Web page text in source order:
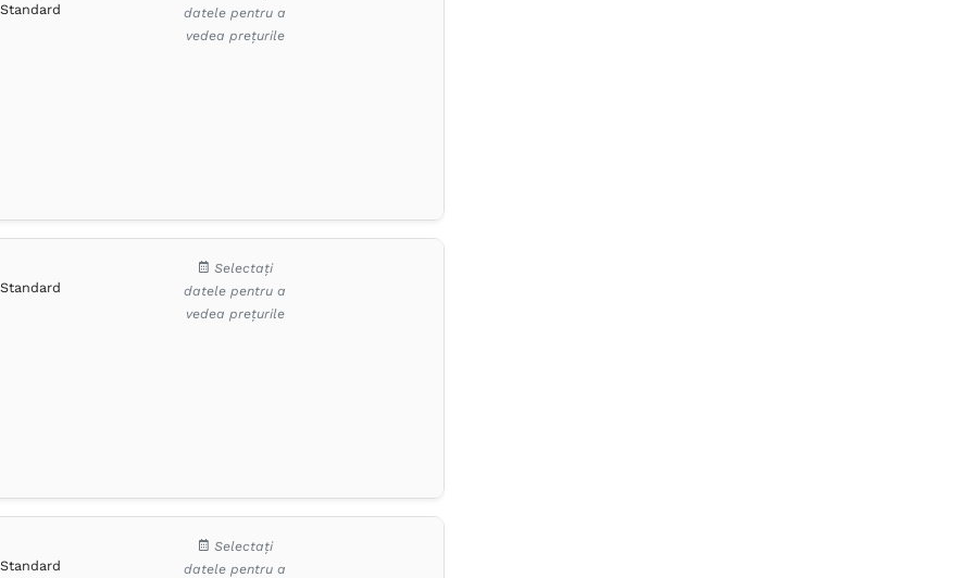
Standard
datele pentru a
vedea prețurile
Standard
Selectați
datele pentru a
vedea prețurile
Standard
Selectați
datele pentru a